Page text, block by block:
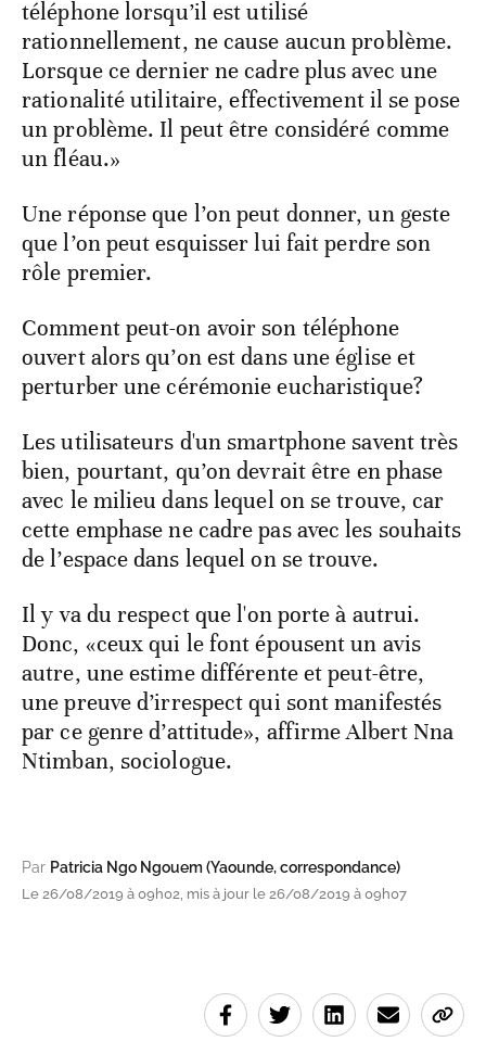
téléphone lorsqu’il est utilisé
rationnellement, ne cause aucun problème.
Lorsque ce dernier ne cadre plus avec une
rationalité utilitaire, effectivement il se pose
un problème. Il peut être considéré comme
un fléau.»
Une réponse que l’on peut donner, un geste
que l’on peut esquisser lui fait perdre son
rôle premier.
Comment peut-on avoir son téléphone
ouvert alors qu’on est dans une église et
perturber une cérémonie eucharistique?
Les utilisateurs d'un smartphone savent très
bien, pourtant, qu’on devrait être en phase
avec le milieu dans lequel on se trouve, car
cette emphase ne cadre pas avec les souhaits
de l’espace dans lequel on se trouve.
Il y va du respect que l'on porte à autrui.
Donc, «ceux qui le font épousent un avis
autre, une estime différente et peut-être,
une preuve d’irrespect qui sont manifestés
par ce genre d’attitude», affirme Albert Nna
Ntimban, sociologue.
Par Patricia Ngo Ngouem (Yaounde, correspondance)
Le 26/08/2019 à 09h02, mis à jour le 26/08/2019 à 09h07